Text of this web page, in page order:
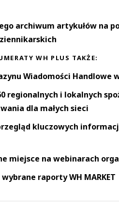
archiwum artykułów na
WH PLUS TAKŻE:
Wiadomości Handlowe
regionalnych i lokalnych
dla małych sieci
kluczowych
miejsce na webinarach
raporty WH MARKET